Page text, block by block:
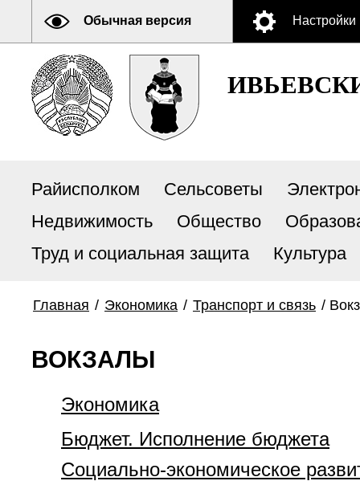
Обычная версия Настройки
Райисполком Сельсоветы
Недвижимость
Общество
Труд и социальная защита
Культура
Главная / Экономика / Транспорт и связь /
ВОКЗАЛЫ
Экономика
Бюджет. Исполнение бюджета
Социально-экономическое